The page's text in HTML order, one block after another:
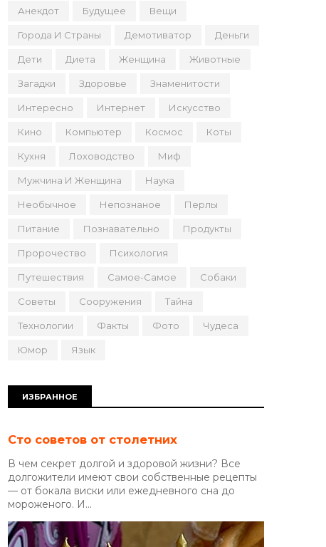
Анекдот Будущее Вещи
Города И Страны Демотиватор Деньги
Дети Диета Женщина Животные
Загадки Здоровье Знаменитости
Интересно Интернет Искусство
Кино Компьютер Космос Коты
Кухня Лоховодство Миф
Мужчина И Женщина Наука
Необычное Непознаное Перлы
Питание Познавательно Продукты
Пророчество Психология
Путешествия Самое-Самое Собаки
Советы Сооружения Тайна
Технологии Факты Фото Чудеса
Юмор Язык
ИЗБРАННОЕ
Сто советов от столетних
В чем секрет долгой и здоровой жизни? Все
долгожители имеют свои собственные рецепты
— от бокала виски или ежедневного сна до
мороженого. И...